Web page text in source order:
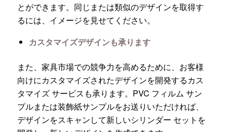
とができます。同じまたは類似のデザインを取得す
るには、イメージを見せてください。
カスタマイズデザインも承ります
また、家具市場での競争力を高めるために、お客様
向けにカスタマイズされたデザインを開発するカス
タマイズ サービスも承ります。PVC フィルム サン
プルまたは装飾紙サンプルをお送りいただければ、
デザインをスキャンして新しいシリンダー セットを